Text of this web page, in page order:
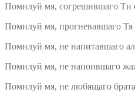
Помилуй мя, согрешившаго Ти
Помилуй мя, прогневавшаго
Помилуй мя, не напитавшаго
Помилуй мя, не напоившаго
Помилуй мя, не любящаго